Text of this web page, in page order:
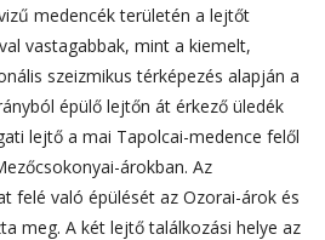
medencék területén a lejtőt
vastagabbak, mint a kiemelt,
szeizmikus térképezés alapján a
épülő lejtőn át érkező üledék
lejtő a mai Tapolcai-medence felől
árokban. Az
felé való épülését az Ozorai-árok és
meg. A két lejtő találkozási helye az